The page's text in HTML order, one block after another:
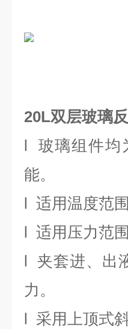
20L双层玻璃
l
玻璃组件均
能。
l 适用温度范围
l 适用压力范围
l
夹套进、出
力。
l 采用上顶式